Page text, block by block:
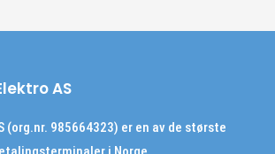
AS
(org.nr. 985664323) er en av de største